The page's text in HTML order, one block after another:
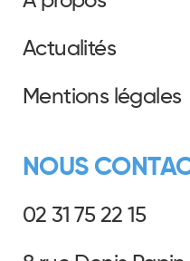
Actualités
Mentions légales
NOUS
02 31 75 22 15